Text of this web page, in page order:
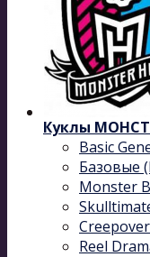
Куклы
Basic
Базовые
Monster
Reel